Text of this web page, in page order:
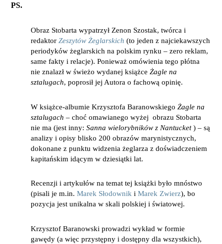
PS.
Obraz Stobarta wypatrzył Zenon Szostak, twórca i
redaktorZeszytów Żeglarskich (to jeden z najciekawszych
periodyków żeglarskich na polskim rynku – zero reklam,
same fakty i relacje). Ponieważ omówienia tego płótna
nie znalazł w świeżo wydanej książceŻagle na
sztalugach, poprosił jej Autora o fachową opinię.
W książce-albumie Krzysztofa BaranowskiegoŻagle na
sztalugach – choć omawianego wyżej obrazu Stobarta
nie ma (jest inny:Sanna wielorybników z Nantucket) – są
analizy i opisy blisko 200 obrazów marynistycznych,
dokonane z punktu widzenia żeglarza z doświadczeniem
kapitańskim idącym w dziesiątki lat.
Recenzji i artykułów na temat tej książki było mnóstwo
(pisali je m.in.Marek Słodownik iMarek Zwierz), bo
pozycja jest unikalna w skali polskiej i światowej.
Krzysztof Baranowski prowadzi wykład w formie
gawędy (a więc przystępny i dostępny dla wszystkich),